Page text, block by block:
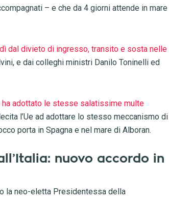
– e che da 4 giorni attende in mare
dal divieto di ingresso, transito e sosta nelle
e dai colleghi ministri Danilo Toninelli ed
ha adottato le stesse salatissime multe
l’Ue ad adottare lo stesso meccanismo di
porta in Spagna e nel mare di Alboran.
nuovo accordo in
la neo-eletta Presidentessa della